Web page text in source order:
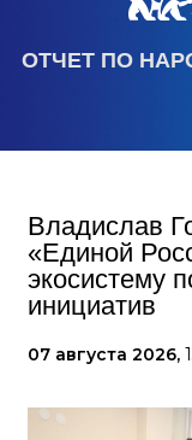
ОТЧЕТ ПО
Владислав
«Единой
экосистему
инициатив
07 августа 2026,